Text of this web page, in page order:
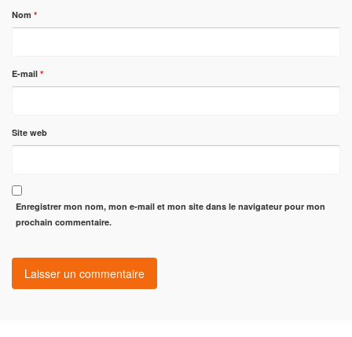
Nom *
E-mail *
Site web
Enregistrer mon nom, mon e-mail et mon site dans le navigateur pour mon
prochain commentaire.